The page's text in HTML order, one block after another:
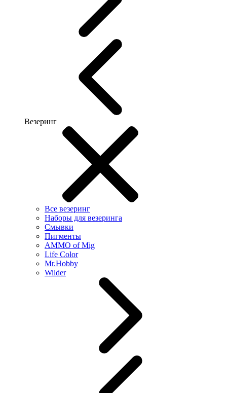
Везеринг
Все везеринг
Наборы для везеринга
Смывки
Пигменты
AMMO of Mig
Life Color
Mr.Hobby
Wilder